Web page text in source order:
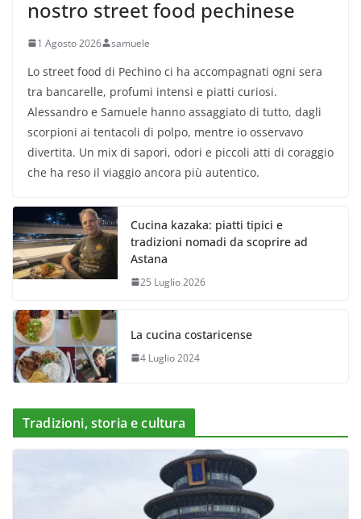
nostro street food pechinese
1 Agosto 2026 samuele
Lo street food di Pechino ci ha accompagnati ogni sera
tra bancarelle, profumi intensi e piatti curiosi.
Alessandro e Samuele hanno assaggiato di tutto, dagli
scorpioni ai tentacoli di polpo, mentre io osservavo
divertita. Un mix di sapori, odori e piccoli atti di coraggio
che ha reso il viaggio ancora più autentico.
Cucina kazaka: piatti tipici e
tradizioni nomadi da scoprire ad
Astana
25 Luglio 2026
La cucina costaricense
4 Luglio 2024
Tradizioni, storia e cultura